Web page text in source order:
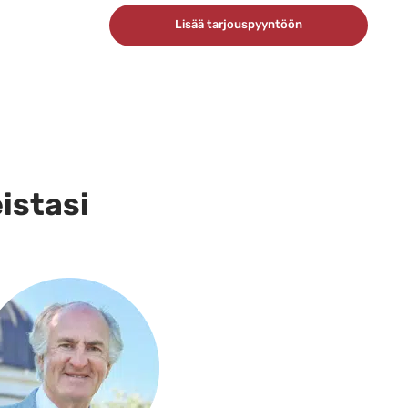
Lisää tarjouspyyntöön